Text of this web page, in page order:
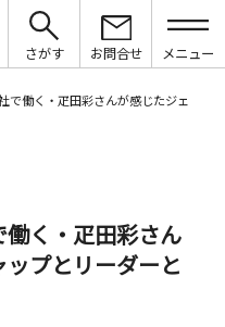
さがす お問合せ メニュー
で働く・疋田彩さんが感じたジェ
働く・疋田彩さん
プとリーダーと